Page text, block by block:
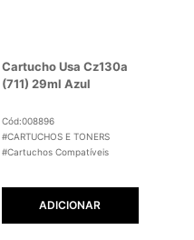
Cartucho Usa Cz130a
(711) 29ml Azul
Cód:008896
#CARTUCHOS E TONERS
#Cartuchos Compatíveis
ADICIONAR